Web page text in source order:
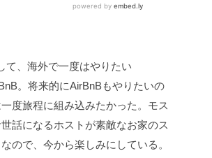
て、海外で一度はやりたい
。将来的にAirBnBもやりたいの
度旅程に組み込みたかった。モス
話になるホストが素敵なお家のス
ので、今から楽しみにしている。